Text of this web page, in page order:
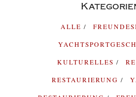
ALLE
KULTURELLES
RESTAURIERUNG